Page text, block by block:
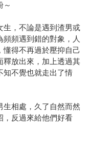
～
生，不論是遇到渣男或
頻遇到錯的對象，人
得不再過於壓抑自己
釋放出來，加上透過其
知不覺也就走出了情
生相處，久了自然而然
，反過來給他們好看